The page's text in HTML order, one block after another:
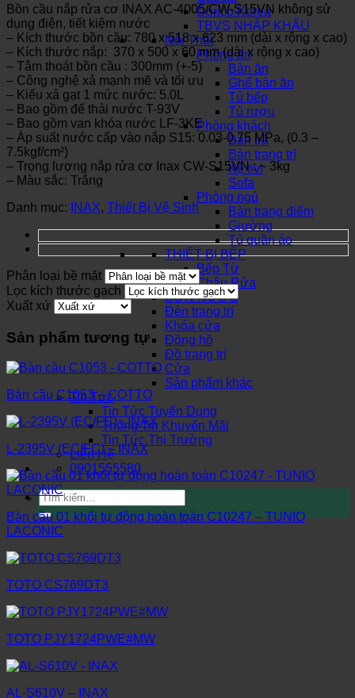
Dorico Korea
TBVS NHẬP KHẨU
Nội Thất
Phòng ăn
Bàn ăn
Ghế bàn ăn
Tủ bếp
Tủ rượu
Phòng khách
Bàn trà
Bàn trang trí
Kệ tivi
Sofa
Phòng ngủ
Bàn trang điểm
Giường
Tủ quần áo
THIẾT BỊ BẾP
Bếp Từ
Chậu Rửa
SƠN NƯỚC
Đèn trang trí
Khóa cửa
Đồng hồ
Đồ trang trí
Cửa
Sản phẩm khác
Tin Tức
Tin Tức Tuyển Dụng
Thông Tin Khuyến Mãi
Tin Tức Thị Trường
Liên Hệ
0901555580
Tìm
kiếm:
Bồn cầu nắp rửa cơ INAX AC-4005/CW-S15VN không sử
dụng điện, tiết kiệm nước
– Kích thước bồn cầu: 780 x 518 x 623 mm (dài x rộng x cao)
– Kích thước nắp: 370 x 500 x 60 mm (dài x rộng x cao)
– Tâm thoát bồn cầu : 300mm (+-5)
– Công nghệ xả mạnh mẽ và tối ưu
– Kiểu xả gạt 1 mức nước: 5.0L
– Bao gồm đế thải nước T-93V
– Bao gồm van khóa nước LF-3KE
– Áp suất nước cấp vào nắp S15: 0.03-0.75 MPa, (0.3 –
7.5kgf/cm²)
– Trọng lượng nắp rửa cơ Inax CW-S15VN : ~ 3kg
– Màu sắc: Trắng
Danh mục:
INAX, Thiết Bị Vệ Sinh
Phân loại bề mặt
Lọc kích thước gạch
Xuất xứ
Sản phẩm tương tự
Bàn cầu C1053 – COTTO
L-2395V (EC/FC) – INAX
Bàn cầu 01 khối tự động hoàn toàn C10247 – TUNIO
LACONIC
TOTO CS769DT3
TOTO PJY1724PWE#MW
AL-S610V – INAX